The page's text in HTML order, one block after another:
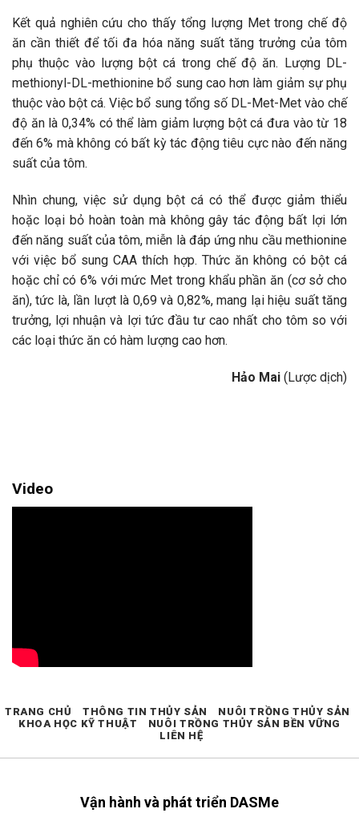
Kết quả nghiên cứu cho thấy tổng lượng Met trong chế độ
ăn cần thiết để tối đa hóa năng suất tăng trưởng của tôm
phụ thuộc vào lượng bột cá trong chế độ ăn. Lượng DL-
methionyl-DL-methionine bổ sung cao hơn làm giảm sự phụ
thuộc vào bột cá. Việc bổ sung tổng số DL-Met-Met vào chế
độ ăn là 0,34% có thể làm giảm lượng bột cá đưa vào từ 18
đến 6% mà không có bất kỳ tác động tiêu cực nào đến năng
suất của tôm.
Nhìn chung, việc sử dụng bột cá có thể được giảm thiểu
hoặc loại bỏ hoàn toàn mà không gây tác động bất lợi lớn
đến năng suất của tôm, miễn là đáp ứng nhu cầu methionine
với việc bổ sung CAA thích hợp. Thức ăn không có bột cá
hoặc chỉ có 6% với mức Met trong khẩu phần ăn (cơ sở cho
ăn), tức là, lần lượt là 0,69 và 0,82%, mang lại hiệu suất tăng
trưởng, lợi nhuận và lợi tức đầu tư cao nhất cho tôm so với
các loại thức ăn có hàm lượng cao hơn.
Hảo Mai (Lược dịch)
Video
Vận hành và phát triển DASMe
TRANG CHỦ THÔNG TIN THỦY SẢN
NUÔI TRỒNG THỦY SẢN
KHOA HỌC KỸ THUẬT
NUÔI TRỒNG THỦY SẢN BỀN VỮNG
LIÊN HỆ